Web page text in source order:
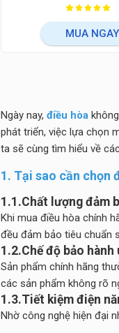
MUA NGAY
Ngày nay, điều hòa
phát triển, việc lựa chọn
ta sẽ cùng tìm hiểu về
1. Tại sao cần chọn
1.1.Chất lượng đảm
Khi mua điều hòa chính
đều đảm bảo tiêu chuẩn
1.2.Chế độ bảo hành
Sản phẩm chính hãng
các sản phẩm không rõ
1.3.Tiết kiệm điện
Nhờ công nghệ hiện đại